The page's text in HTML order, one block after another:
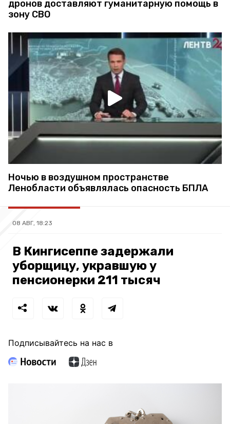
дронов доставляют гуманитарную помощь в
зону СВО
Ночью в воздушном пространстве
Ленобласти объявлялась опасность БПЛА
08 АВГ, 18:23
В Кингисеппе задержали
уборщицу, укравшую у
пенсионерки 211 тысяч
Подписывайтесь на нас в